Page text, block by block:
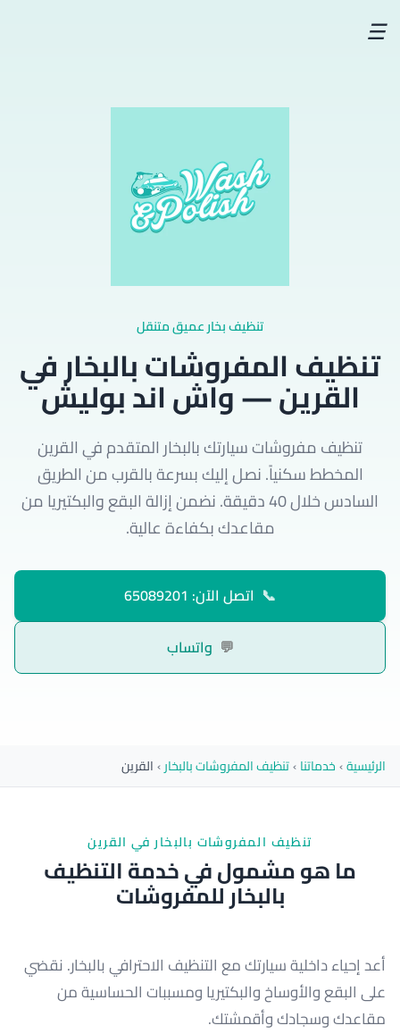
☰
تنظيف بخار عميق متنقل
تنظيف المفروشات بالبخار في
القرين — واش اند بوليش
تنظيف مفروشات سيارتك بالبخار المتقدم في القرين
المخطط سكنياً. نصل إليك بسرعة بالقرب من الطريق
السادس خلال 40 دقيقة. نضمن إزالة البقع والبكتيريا من
مقاعدك بكفاءة عالية.
📞 اتصل الآن: 65089201
💬 واتساب
الرئيسية›خدماتنا›تنظيف المفروشات بالبخار›القرين
تنظيف المفروشات بالبخار في القرين
ما هو مشمول في خدمة التنظيف
بالبخار للمفروشات
أعد إحياء داخلية سيارتك مع التنظيف الاحترافي بالبخار. نقضي
على البقع والأوساخ والبكتيريا ومسببات الحساسية من
مقاعدك وسجادك وأقمشتك.